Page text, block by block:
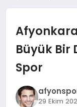
AFYONSPOR
FUTBOL
BASKETBOL
Büyük Bir
Spor
29 Ekim